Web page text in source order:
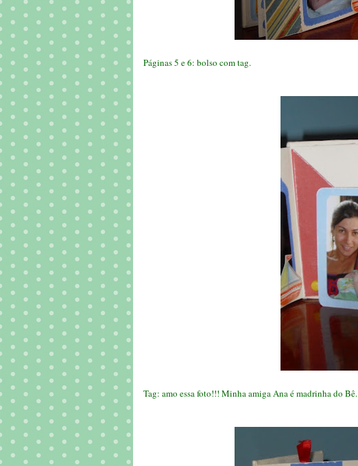
Páginas 5 e 6: bolso com tag.
Tag: amo essa foto!!! Minha amiga Ana é madrinha do Bê.